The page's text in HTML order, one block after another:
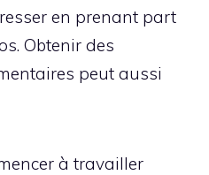
en prenant part
Obtenir des
peut aussi
à travailler